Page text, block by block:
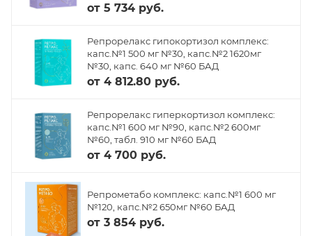
от 5 734 руб.
Репрорелакс гипокортизол комплекс:
капс.№1 500 мг №30, капс.№2 1620мг
№30, капс. 640 мг №60 БАД
от 4 812.80 руб.
Репрорелакс гиперкортизол комплекс:
капс.№1 600 мг №90, капс.№2 600мг
№60, табл. 910 мг №60 БАД
от 4 700 руб.
Репрометабо комплекс: капс.№1 600 мг
№120, капс.№2 650мг №60 БАД
от 3 854 руб.